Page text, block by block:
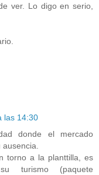
ver. Lo digo en serio,
las 14:30
donde el mercado
torno a la planttilla, es
turismo (paquete